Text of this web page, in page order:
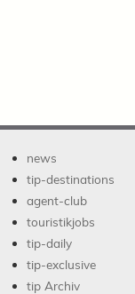
news
tip-destinations
agent-club
touristikjobs
tip-daily
tip-exclusive
tip Archiv